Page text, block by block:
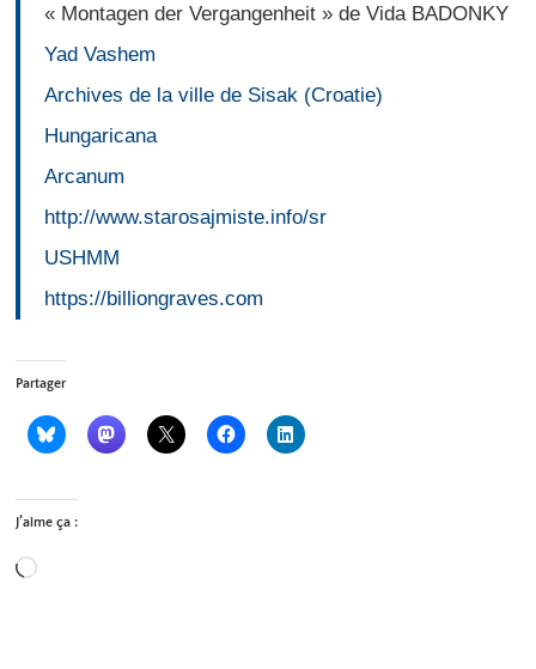
« Montagen der Vergangenheit » de Vida BADONKY
Yad Vashem
Archives de la ville de Sisak (Croatie)
Hungaricana
Arcanum
http://www.starosajmiste.info/sr
USHMM
https://billiongraves.com
Partager
J’aime ça :
Chargement…